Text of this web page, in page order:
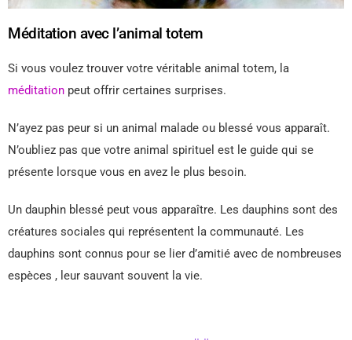
Méditation avec l’animal totem
Si vous voulez trouver votre véritable animal totem, la
méditation peut offrir certaines surprises.
N’ayez pas peur si un animal malade ou blessé vous apparaît.
N’oubliez pas que votre animal spirituel est le guide qui se
présente lorsque vous en avez le plus besoin.
Un dauphin blessé peut vous apparaître. Les dauphins sont des
créatures sociales qui représentent la communauté. Les
dauphins sont connus pour se lier d’amitié avec de nombreuses
espèces , leur sauvant souvent la vie.